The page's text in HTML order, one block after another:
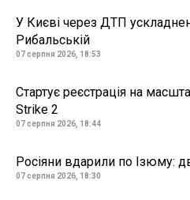
У Києві через ДТП
Рибальській
07 серпня 2026, 18:53
Стартує реєстрація на
Strike 2
07 серпня 2026, 18:44
Росіяни вдарили по Ізюму:
07 серпня 2026, 18:30